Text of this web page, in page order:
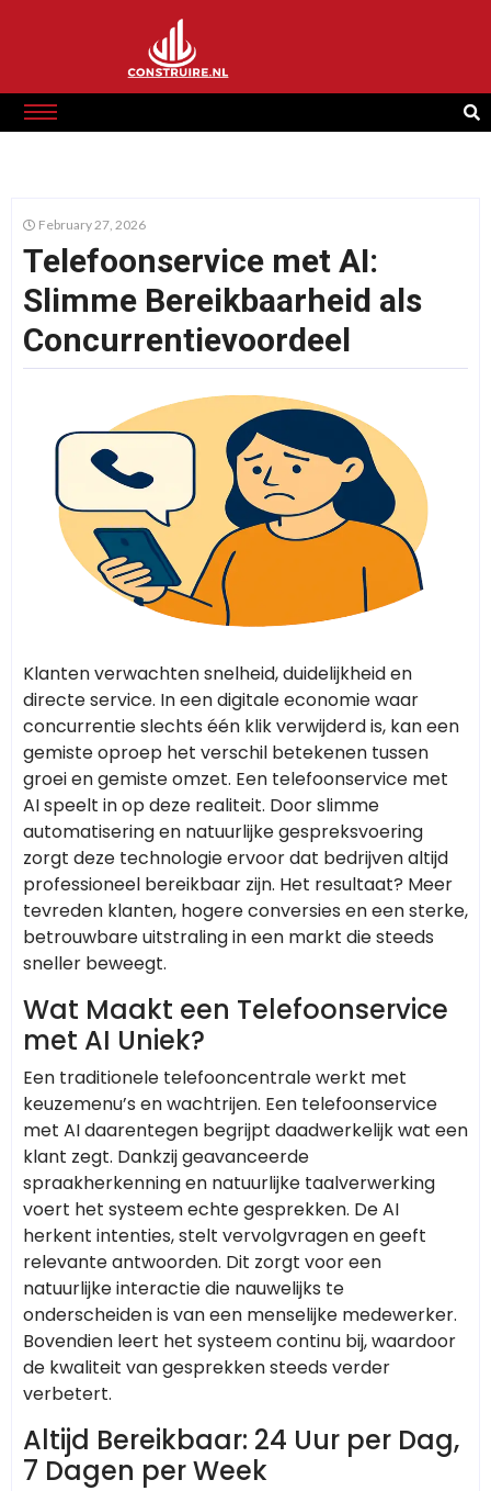
February 27, 2026
Telefoonservice met AI:
Slimme Bereikbaarheid als
Concurrentievoordeel
Klanten verwachten snelheid, duidelijkheid en
directe service. In een digitale economie waar
concurrentie slechts één klik verwijderd is, kan een
gemiste oproep het verschil betekenen tussen
groei en gemiste omzet. Een telefoonservice met
AI speelt in op deze realiteit. Door slimme
automatisering en natuurlijke gespreksvoering
zorgt deze technologie ervoor dat bedrijven altijd
professioneel bereikbaar zijn. Het resultaat? Meer
tevreden klanten, hogere conversies en een sterke,
betrouwbare uitstraling in een markt die steeds
sneller beweegt.
Wat Maakt een Telefoonservice
met AI Uniek?
Een traditionele telefooncentrale werkt met
keuzemenu’s en wachtrijen. Een telefoonservice
met AI daarentegen begrijpt daadwerkelijk wat een
klant zegt. Dankzij geavanceerde
spraakherkenning en natuurlijke taalverwerking
voert het systeem echte gesprekken. De AI
herkent intenties, stelt vervolgvragen en geeft
relevante antwoorden. Dit zorgt voor een
natuurlijke interactie die nauwelijks te
onderscheiden is van een menselijke medewerker.
Bovendien leert het systeem continu bij, waardoor
de kwaliteit van gesprekken steeds verder
verbetert.
Altijd Bereikbaar: 24 Uur per Dag,
7 Dagen per Week